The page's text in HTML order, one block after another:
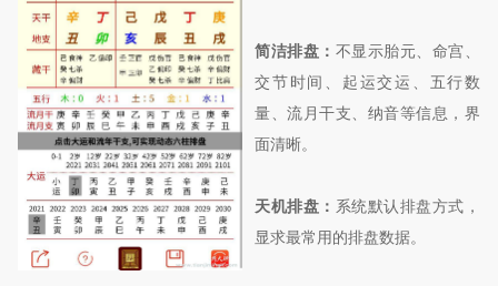
简洁排盘： 不显示胎元、命宫、
交节时间、起运交运、五行数
量、流月干支、纳音等信息，界
面清晰。
天机排盘： 系统默认排盘方式，
显求最常用的排盘数据。